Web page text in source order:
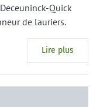
Quick
de lauriers.
Lire plus